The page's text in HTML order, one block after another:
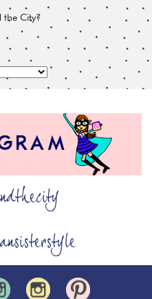
the City?